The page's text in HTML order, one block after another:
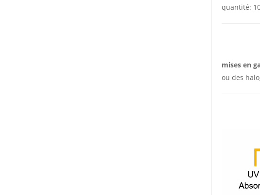
quantité:
mises en
ou des